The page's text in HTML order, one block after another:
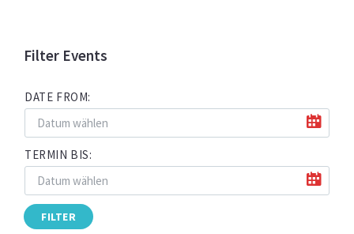
Filter Events
DATE FROM:
TERMIN BIS:
FILTER